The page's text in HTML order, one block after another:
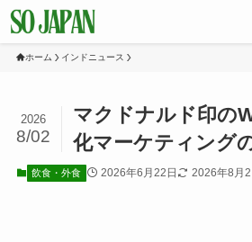
ホーム インドニュース
マクドナルド印の
化マーケティング
2026
8/02
飲食・外食 2026年6月22日 2026年8月2